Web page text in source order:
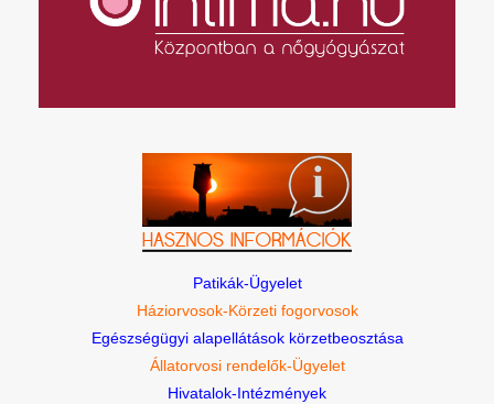
Patikák-Ügyelet
Háziorvosok-Körzeti fogorvosok
Egészségügyi alapellátások körzetbeosztása
Állatorvosi rendelők-Ügyelet
Hivatalok-Intézmények